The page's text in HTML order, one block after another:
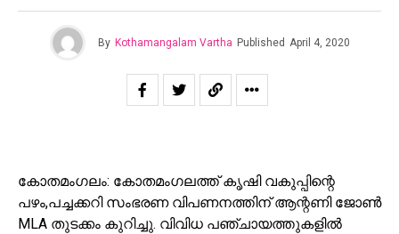
By Kothamangalam Vartha Published April 4, 2020
കോതമംഗലം: കോതമംഗലത്ത് കൃഷി വകുപ്പിന്റെ
പഴം,പച്ചക്കറി സംഭരണ വിപണനത്തിന് ആന്റണി ജോൺ
MLA തുടക്കം കുറിച്ചു. വിവിധ പഞ്ചായത്തുകളിൽ